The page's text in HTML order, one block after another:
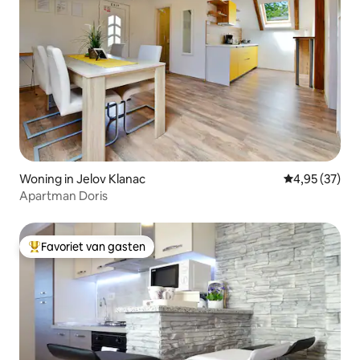
Woning in Jelov Klanac Gemiddelde
4,95 (37)
Apartman Doris
Topfavoriet van gasten
Favoriet van gasten